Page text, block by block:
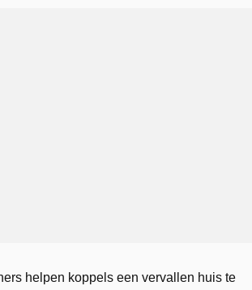
helpen koppels een vervallen huis te